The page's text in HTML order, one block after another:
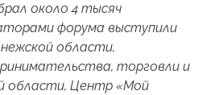
около 4 тысяч
форума выступили
области,
торговли и
области, Центр «Мой